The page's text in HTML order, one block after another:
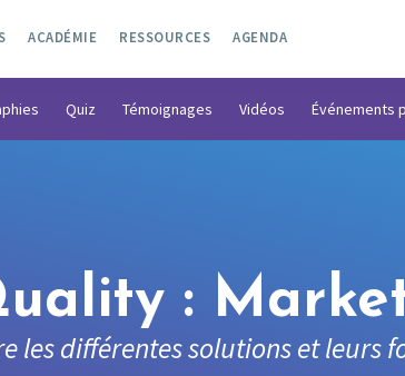
ACADÉMIE RESSOURCES AGENDA
Quiz Témoignages Vidéos Événements
:
les différentes solutions et leurs